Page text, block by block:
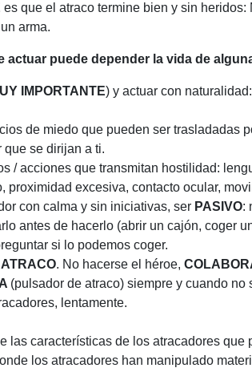
es que el atraco termine bien y sin
arma.
actuar puede depender la vida de
IMPORTANTE) y actuar con
de miedo que pueden ser trasladadas
que se dirijan a ti.
/ acciones que transmitan hostilidad:
proximidad excesiva, contacto ocular,
con calma y sin iniciativas, ser PASIVO:
antes de hacerlo (abrir un cajón, coger
si lo podemos coger.
ATRACO. No hacerse el héroe,
(pulsador de atraco) siempre y cuando
lentamente.
las características de los atracadores que
los atracadores han manipulado